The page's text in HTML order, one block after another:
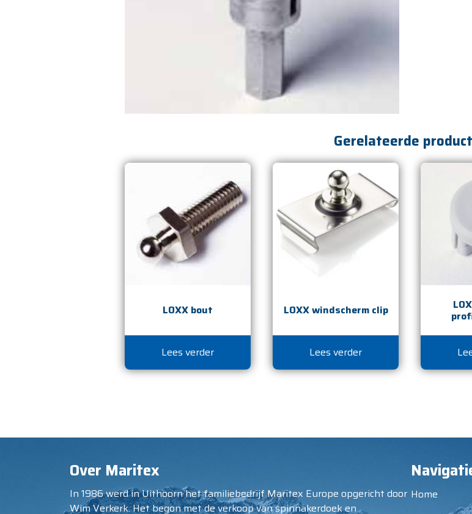
Gerelateerde
LOXX bout
Lees verder
LOXX windscherm clip
Lees verder
Over Maritex
In 1986 werd in Uithoorn het familiebedrijf Maritex Europe opgericht door
Wim Verkerk. Het begon met de verkoop van spinnakerdoek en
Home